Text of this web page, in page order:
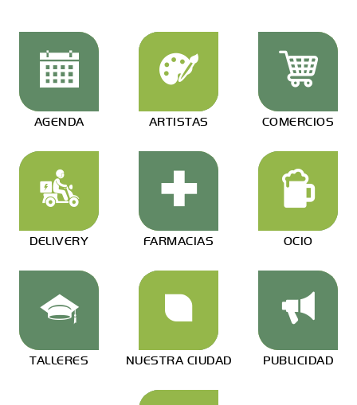
AGENDA ARTISTAS COMERCIOS
DELIVERY FARMACIAS OCIO
TALLERES NUESTRA CIUDAD PUBLICIDAD